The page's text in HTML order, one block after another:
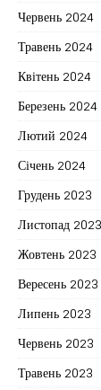
Червень 2024
Травень 2024
Квітень 2024
Березень 2024
Лютий 2024
Січень 2024
Грудень 2023
Листопад 2023
Жовтень 2023
Вересень 2023
Липень 2023
Червень 2023
Травень 2023